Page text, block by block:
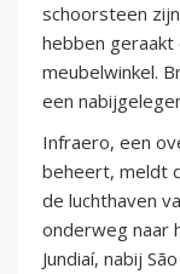
schoorsteen
hebben
meubelwinkel.
een
Infraero, een
beheert, meldt
de luchthaven
onderweg naar
Jundiaí, nabij